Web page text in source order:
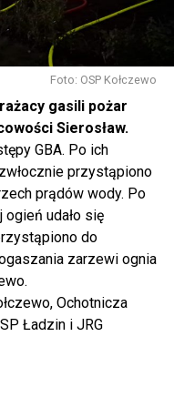
zaczyna.
i Sprawiedliwości,
w sferze
był wkład
w tej sprawie
ogromnej
Beaty Szydło,
Morawieckiego.
za to jak
Cieszymy
tunelu, cieszymy się,
które
w Świnoujściu,
z zagranicy
Brudziński w
Foto: OSP Kołczewo
gasili pożar
Sierosław.
GBA. Po ich
przystąpiono
prądów wody. Po
udało się
do
zarzewi ognia
Ochotnicza
Ładzin i JRG